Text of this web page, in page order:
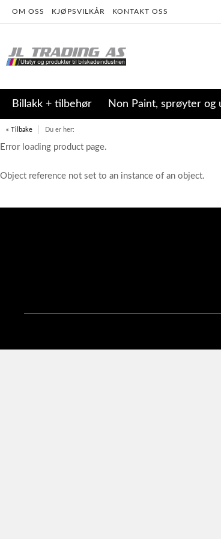
OM OSS KJØPSVILKÅR KONTAKT OSS
Billakk + tilbehør Non Paint, sprøyter og
« Tilbake Du er her:
Error loading product page.
Object reference not set to an instance of an object.